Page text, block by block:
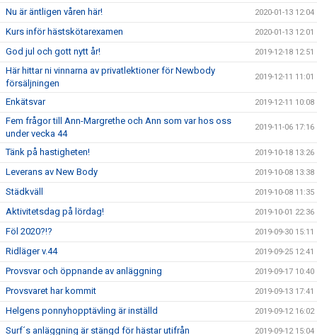
Nu är äntligen våren här! 2020-01-13 12:04
Kurs inför hästskötarexamen 2020-01-13 12:01
God jul och gott nytt år! 2019-12-18 12:51
Här hittar ni vinnarna av privatlektioner för Newbody
försäljningen
2019-12-11 11:01
Enkätsvar 2019-12-11 10:08
Fem frågor till Ann-Margrethe och Ann som var hos oss
under vecka 44
2019-11-06 17:16
Tänk på hastigheten! 2019-10-18 13:26
Leverans av New Body 2019-10-08 13:38
Städkväll 2019-10-08 11:35
Aktivitetsdag på lördag! 2019-10-01 22:36
Föl 2020?!? 2019-09-30 15:11
Ridläger v.44 2019-09-25 12:41
Provsvar och öppnande av anläggning 2019-09-17 10:40
Provsvaret har kommit 2019-09-13 17:41
Helgens ponnyhopptävling är inställd 2019-09-12 16:02
Surf´s anläggning är stängd för hästar utifrån 2019-09-12 15:04